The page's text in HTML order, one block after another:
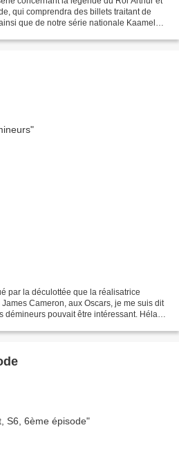
qui comprendra des billets traitant de
que de notre série nationale Kaamelott.
par la déculottée que la réalisatrice
Cameron, aux Oscars, je me suis dit
pouvait être intéressant. Hélas,